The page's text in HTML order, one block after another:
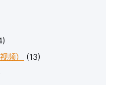
频）
(13)